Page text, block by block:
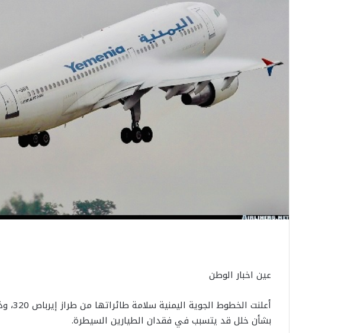
عين اخبار الوطن
أعلنت
بشأن خلل قد يتسبب في فقدان الطيارين السيطرة.